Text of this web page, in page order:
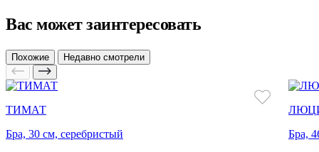
Вас может заинтересовать
Похожие Недавно смотрели
ТИМАТ
Бра, 30 см, серебристый
Бра,